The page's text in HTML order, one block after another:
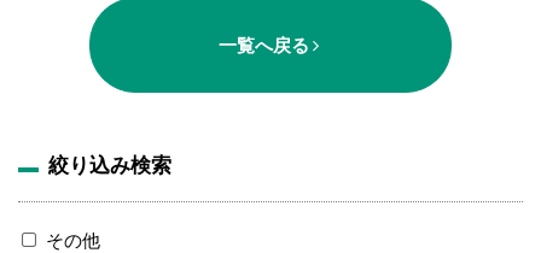
一覧へ戻る
絞り込み検索
その他